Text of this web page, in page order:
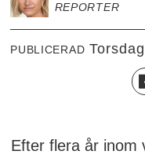
REPORTER
PUBLICERAD
Efter flera år inom